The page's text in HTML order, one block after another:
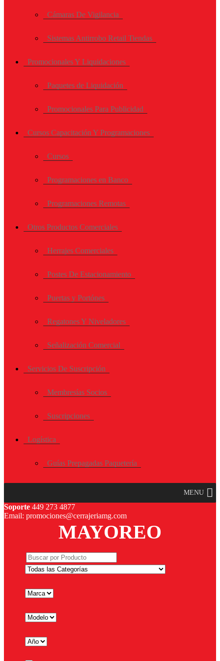
Cámaras De Vigilancia
Sistemas Antirrobo Retail Tiendas
Promocionales Y Liquidaciones
Paquetes de Liquidación
Promocionales Para Publicidad
Cursos Capacitación Y Programaciones
Cursos
Programaciones en Banco
Programaciones Remotas
Otros Productos Comerciales
Herrajes Comerciales
Postes De Estacionamiento
Puertas y Portónes
Regatones Y Niveladores
Señalización Comercial
Servicios De Suscripción
Membresías Socios
Suscripciones
Logística
Guías Prepagadas Paquetería
MENU
Soporte 449 273 4877
Email: promociones@cerrajeriamg.com
MAYOREO